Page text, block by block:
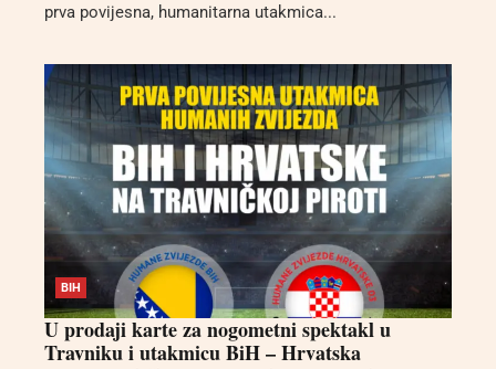
prva povijesna, humanitarna utakmica...
BIH
U prodaji karte za nogometni spektakl u
Travniku i utakmicu BiH – Hrvatska